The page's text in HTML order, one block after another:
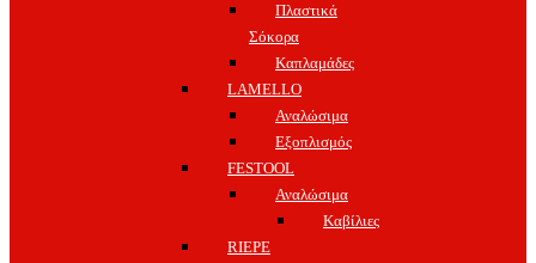
Πλαστικά
Σόκορα
Καπλαμάδες
LAMELLO
Αναλώσιμα
Εξοπλισμός
FESTOOL
Αναλώσιμα
Καβίλιες
RIEPE